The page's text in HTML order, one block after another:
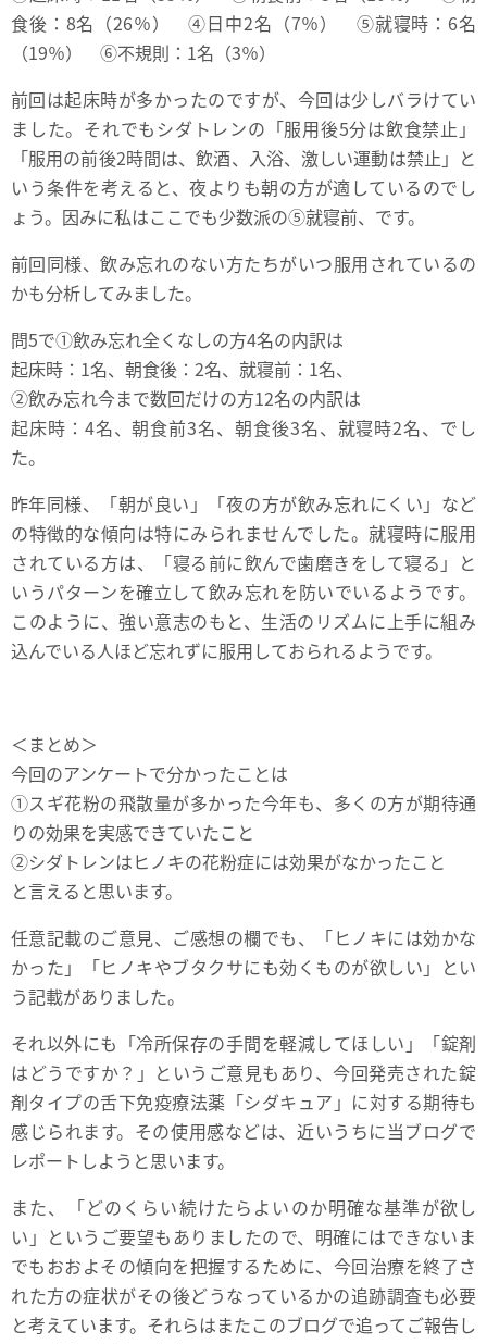
食後：8名（26％） ④日中2名（7％） ⑤就寝時：6名
（19％） ⑥不規則：1名（3％）
前回は起床時が多かったのですが、今回は少しバラけてい
ました。それでもシダトレンの「服用後5分は飲食禁止」
「服用の前後2時間は、飲酒、入浴、激しい運動は禁止」と
いう条件を考えると、夜よりも朝の方が適しているのでし
ょう。因みに私はここでも少数派の⑤就寝前、です。
前回同様、飲み忘れのない方たちがいつ服用されているの
かも分析してみました。
問5で①飲み忘れ全くなしの方4名の内訳は
起床時：1名、朝食後：2名、就寝前：1名、
②飲み忘れ今まで数回だけの方12名の内訳は
起床時：4名、朝食前3名、朝食後3名、就寝時2名、でし
た。
昨年同様、「朝が良い」「夜の方が飲み忘れにくい」など
の特徴的な傾向は特にみられませんでした。就寝時に服用
されている方は、「寝る前に飲んで歯磨きをして寝る」と
いうパターンを確立して飲み忘れを防いでいるようです。
このように、強い意志のもと、生活のリズムに上手に組み
込んでいる人ほど忘れずに服用しておられるようです。
＜まとめ＞
今回のアンケートで分かったことは
①スギ花粉の飛散量が多かった今年も、多くの方が期待通
りの効果を実感できていたこと
②シダトレンはヒノキの花粉症には効果がなかったこと
と言えると思います。
任意記載のご意見、ご感想の欄でも、「ヒノキには効かな
かった」「ヒノキやブタクサにも効くものが欲しい」とい
う記載がありました。
それ以外にも「冷所保存の手間を軽減してほしい」「錠剤
はどうですか？」というご意見もあり、今回発売された錠
剤タイプの舌下免疫療法薬「シダキュア」に対する期待も
感じられます。その使用感などは、近いうちに当ブログで
レポートしようと思います。
また、「どのくらい続けたらよいのか明確な基準が欲し
い」というご要望もありましたので、明確にはできないま
でもおおよその傾向を把握するために、今回治療を終了さ
れた方の症状がその後どうなっているかの追跡調査も必要
と考えています。それらはまたこのブログで追ってご報告し